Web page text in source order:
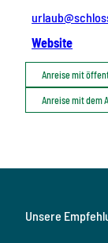
Website
Anreise mit
Anreise mit dem
Unsere